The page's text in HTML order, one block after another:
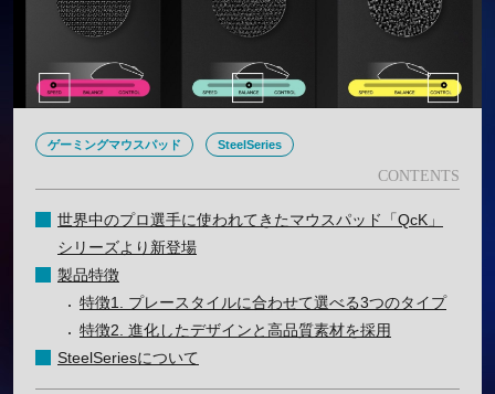
ゲーミングマウスパッド SteelSeries
世界中のプロ選手に使われてきたマウスパッド「QcK」
シリーズより新登場
製品特徴
特徴1. プレースタイルに合わせて選べる3つのタイプ
特徴2. 進化したデザインと高品質素材を採用
SteelSeriesについて